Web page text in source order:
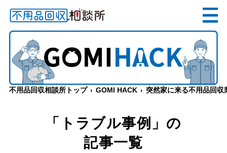
電話で無料お見積り（受付 8:30-17:30）
不用品回収相談所トップ GOMI HACK 突然家に来る不用品回
「トラブル事例」の
記事一覧